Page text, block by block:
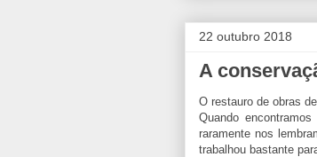
22 outubro 2018
A
O restauro de obras
Quando
raramente nos
trabalhou bastante